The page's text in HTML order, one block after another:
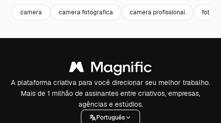
camera camera fotografica camera profissional
A plataforma criativa para você direcionar seu melhor trabalho.
Mais de 1 milhão de assinantes entre criativos, empresas,
agências e estúdios.
Português